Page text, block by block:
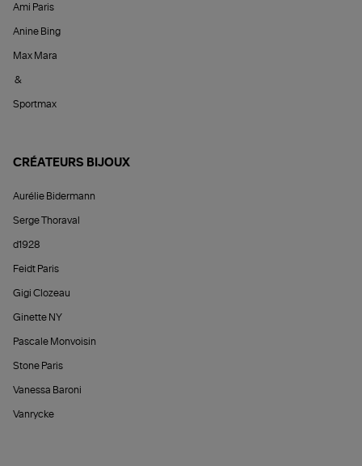
Ami Paris
Anine Bing
Max Mara
&
Sportmax
CRÉATEURS BIJOUX
Aurélie Bidermann
Serge Thoraval
d1928
Feidt Paris
Gigi Clozeau
Ginette NY
Pascale Monvoisin
Stone Paris
Vanessa Baroni
Vanrycke